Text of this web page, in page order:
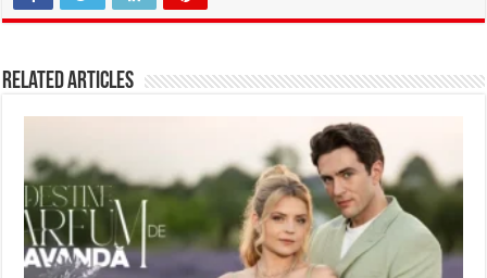
Related Articles